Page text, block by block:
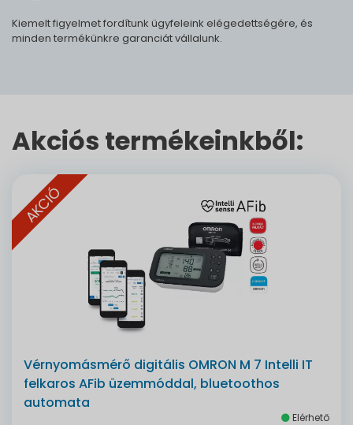
Kiemelt figyelmet fordítunk ügyfeleink elégedettségére, és
minden termékünkre garanciát vállalunk.
Akciós termékeinkből:
AKCIÓ
Vérnyomásmérő digitális OMRON M 7 Intelli IT
felkaros AFib üzemmóddal, bluetoothos
automata
Elérhető